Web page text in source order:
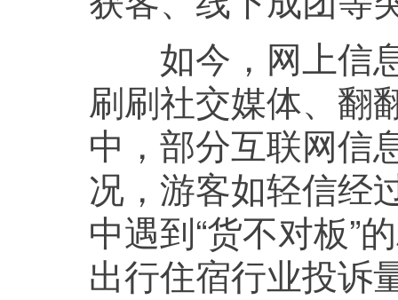
如今，网上信息
刷刷社交媒体、翻
中，部分互联网信
况，游客如轻信经
中遇到“货不对板”
出行住宿行业投诉